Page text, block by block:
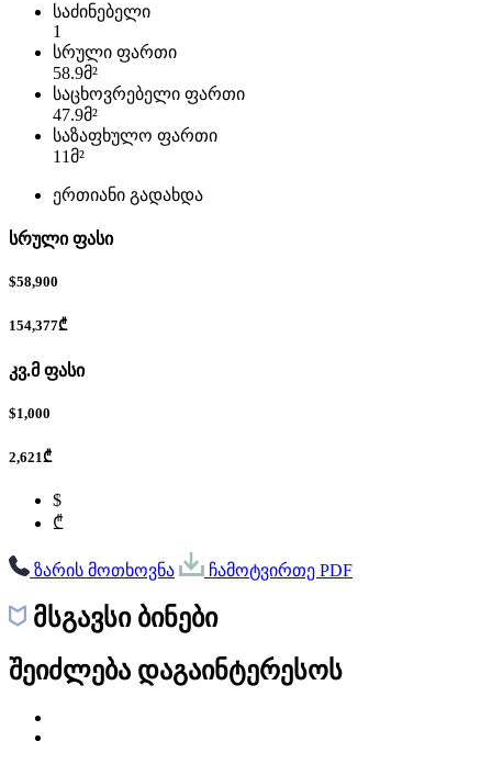
საძინებელი
1
სრული ფართი
58.9მ²
საცხოვრებელი ფართი
47.9მ²
საზაფხულო ფართი
11მ²
ერთიანი გადახდა
სრული ფასი
$58,900
154,377₾
კვ.მ ფასი
$1,000
2,621₾
$
₾
ზარის მოთხოვნა ჩამოტვირთე PDF
მსგავსი ბინები
შეიძლება დაგაინტერესოს